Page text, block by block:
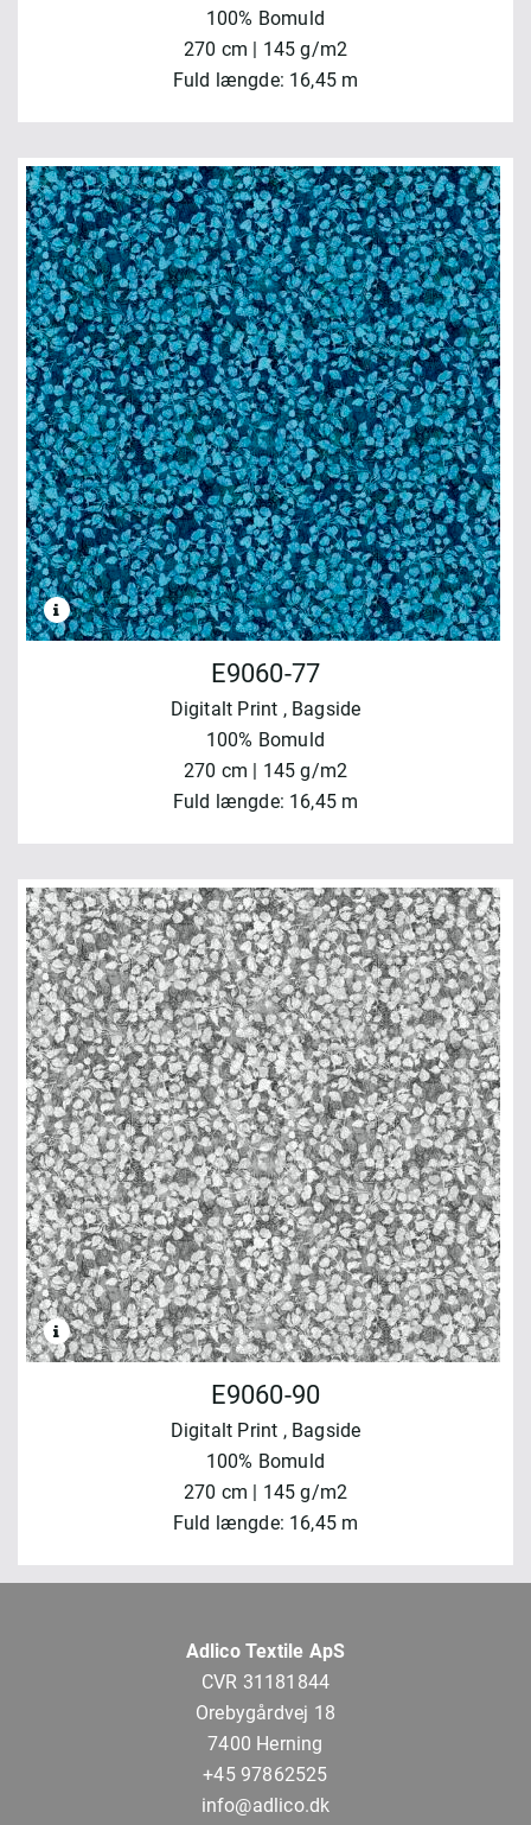
100% Bomuld
270 cm | 145 g/m2
Fuld længde: 16,45 m
E9060-77
Digitalt Print , Bagside
100% Bomuld
270 cm | 145 g/m2
Fuld længde: 16,45 m
E9060-90
Digitalt Print , Bagside
100% Bomuld
270 cm | 145 g/m2
Fuld længde: 16,45 m
Adlico Textile ApS
CVR 31181844
Orebygårdvej 18
7400 Herning
+45 97862525
info@adlico.dk